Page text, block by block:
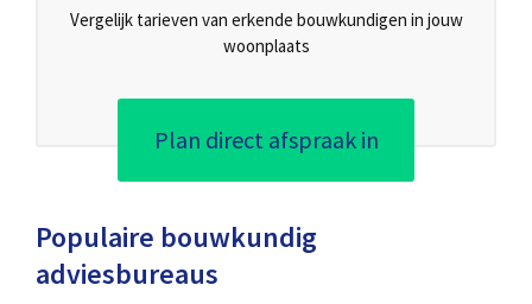
Vergelijk tarieven van erkende bouwkundigen in jouw
woonplaats
Plan direct afspraak in
Populaire bouwkundig
adviesbureaus